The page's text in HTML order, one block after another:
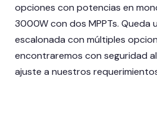
opciones con potencias en
3000W con dos MPPTs. Queda
escalonada con múltiples
encontraremos con seguridad
ajuste a nuestros